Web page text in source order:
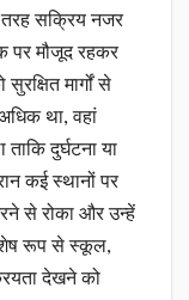
तरह सक्रिय नजर
पर मौजूद रहकर
मार्गों से
था, वहां
दुर्घटना या
कई स्थानों पर
से रोका और उन्हें
रूप से स्कूल,
देखने को